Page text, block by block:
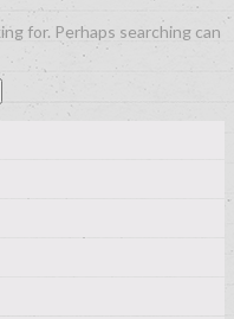
for. Perhaps searching can